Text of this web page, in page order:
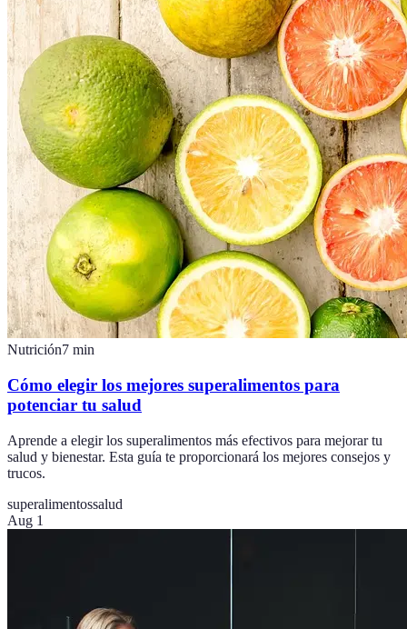
Nutrición7 min
Cómo elegir los mejores superalimentos para
potenciar tu salud
Aprende a elegir los superalimentos más efectivos para mejorar tu
salud y bienestar. Esta guía te proporcionará los mejores consejos y
trucos.
superalimentossalud
Aug 1